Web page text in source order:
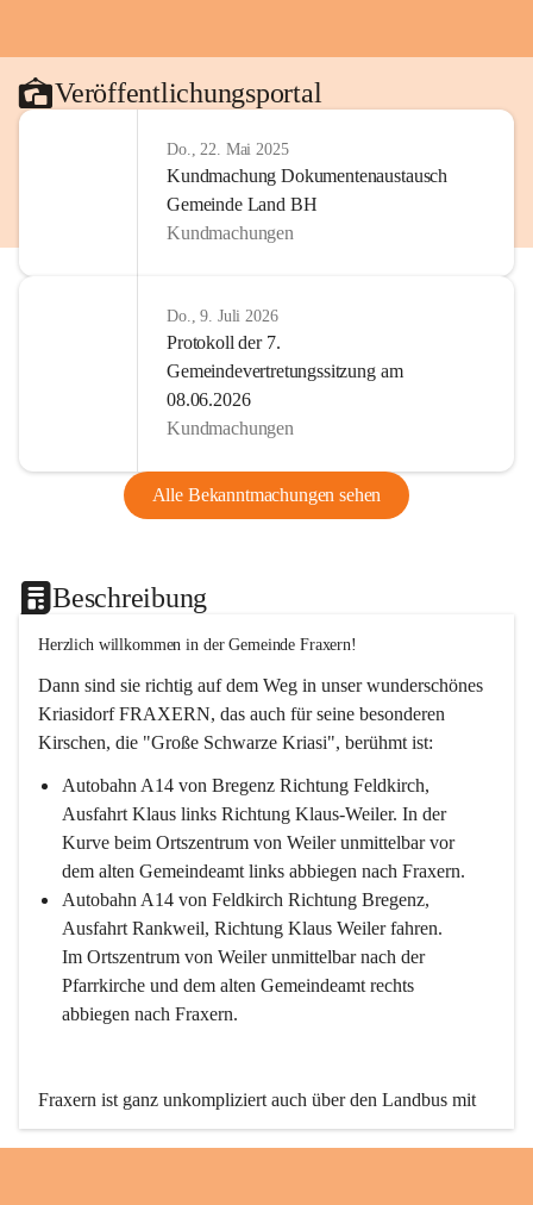
Veröffentlichungsportal
Do., 22. Mai 2025
Kundmachung Dokumentenaustausch
Gemeinde Land BH
Kundmachungen
Do., 9. Juli 2026
Protokoll der 7.
Gemeindevertretungssitzung am
08.06.2026
Kundmachungen
Alle Bekanntmachungen sehen
Beschreibung
Herzlich willkommen in der Gemeinde Fraxern!
Dann sind sie richtig auf dem Weg in unser wunderschönes
Kriasidorf FRAXERN, das auch für seine besonderen
Kirschen, die "Große Schwarze Kriasi", berühmt ist:
Autobahn A14 von Bregenz Richtung Feldkirch,
Ausfahrt Klaus links Richtung Klaus-Weiler. In der
Kurve beim Ortszentrum von Weiler unmittelbar vor
dem alten Gemeindeamt links abbiegen nach Fraxern.
Autobahn A14 von Feldkirch Richtung Bregenz,
Ausfahrt Rankweil, Richtung Klaus Weiler fahren.
Im Ortszentrum von Weiler unmittelbar nach der
Pfarrkirche und dem alten Gemeindeamt rechts
abbiegen nach Fraxern.
Fraxern ist ganz unkompliziert auch über den Landbus mit
den öffentlichen Verkehrsmitteln zu erreichen. Die Linie